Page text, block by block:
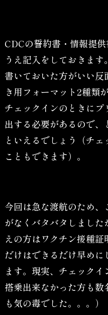
CDCの誓約書・情報提
うえ記入をしておきま
書いておいた方がいい
き用フォーマット2種類
チェックインのときに
出する必要があるので
といえるでしょう（チ
こともできます）。
今回は急な渡航のため
がなくバタバタしまし
えの方はワクチン接種
だけはできるだけ早め
ます。現実、チェック
搭乗出来なかった方も
も気の毒でした。。。）